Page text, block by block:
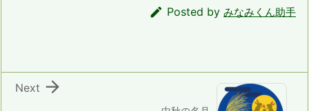
 Posted by みなみくん助手

Next